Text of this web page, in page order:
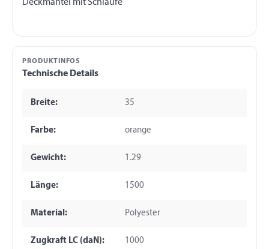
PRODUKTINFOS
Technische Details
Breite: 35
Farbe: orange
Gewicht: 1.29
Länge: 1500
Material: Polyester
Zugkraft LC (daN): 1000